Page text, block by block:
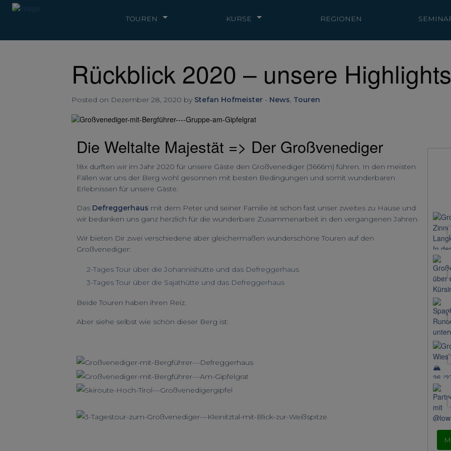
TOUREN KURSE REGIONEN
Rückblick 2020 – unsere
Posted on Dezember 28, 2020 by Stefan Hofmeister - News, Touren
Die Weltalte Majestät => Der Großvenediger
18x durften wir im Jahr 2020 für unsere Gäste den Großvenediger (3666m) führen. In den meisten
Fällen war uns der Berg wohl gesonnen mit besten Bedingungen und somit wunderbaren
Erlebnissen für unsere Gäste.
Das Defreggerhaus mit dem Peter und seiner Familie ist schon fast unser zweites zu Hause und
wir bedanken uns ganz herzlich für die wunderbare Zusammenarbeit in den vergangenen Jahren.
Wir bieten Dir zwei verschiedene aber gleichermaßen wunderschöne Touren auf den
Großvenediger:
2-Tages Tour über die Johannishütte und das Defreggerhaus
3-Tages Tour über die Sajathütte und das Defreggerhaus
Beide Touren haben ihren Reiz.
Aber siehe selbst wie schön dieser Berg ist: